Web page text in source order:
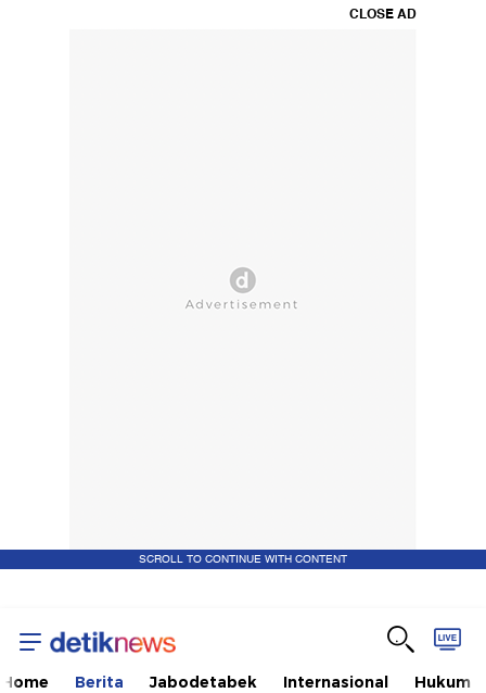
CLOSE AD
SCROLL TO CONTINUE WITH CONTENT
Home Berita Jabodetabek Internasional Hukum